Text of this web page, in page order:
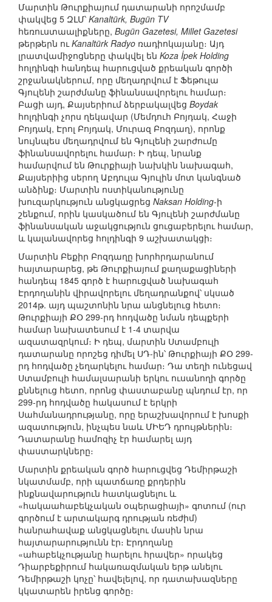
Մարտին Թուրքիայում դատարանի որոշմամբ
փակվեց 5 ԶԼՄ՝ Kanaltürk, Bugün TV
հեռուստաալիքները, Bugün Gazetesi, Millet Gazetesi
թերթերն ուKanaltürk Radyo ռադիոկայանը։ Այդ
լրատվամիջոցները փակվել են Koza İpek Holding
հոլդինգի հանդեպ հարուցված քրեական գործի
շրջանակներում, որը մեղադրվում է Ֆեթուլա
Գյուլենի շարժմանը ֆինանսավորելու համար։
Բացի այդ, Քայսերիում ձերբակալվեց Boydak
հոլդինգի չորս ղեկավար (Մեմդուհ Բոյդակ, Հաջի
Բոյդակ, Էրոլ Բոյդակ, Մուրազ Բոզդաղ), որոնք
նույնպես մեղադրվում են Գյուլենի շարժումը
ֆինանսավորելու համար։ Ի դեպ, նրանք
համարվում են Թուրքիայի նախկին նախագահ,
Քայսերիից սերող Աբդուլա Գյուլին մոտ կանգնած
անձինք։ Մարտին ոստիկանությունը
խուզարկություն անցկացրեց Naksan Holding-ի
շենքում, որին կասկածում են Գյուլենի շարժմանը
ֆինանսական աջակցություն ցուցաբերելու համար,
և կալանավորեց հոլդինգի 9 աշխատակցի։
Մարտին Բեքիր Բոզդաղը խորհրդարանում
հայտարարեց, թե Թուրքիայում քաղաքացիների
հանդեպ 1845 գործ է հարուցված նախագահ
Էրդողանին վիրավորելու մեղադրանքով՝ սկսած
2014թ. այդ պաշտոնին նրա անցնելուց հետո։
Թուրքիայի ՔՕ 299-րդ հոդվածը նման դեպքերի
համար նախատեսում է 1-4 տարվա
ազատազրկում։ Ի դեպ, մարտին Ստամբուլի
դատարանը որոշեց դիմել ՍԴ-ին՝ Թուրքիայի ՔՕ 299-
րդ հոդվածը չեղարկելու համար։ Դա տեղի ունեցավ
Ստամբուլի համալսարանի երկու ուսանողի գործը
քննելուց հետո, որոնց փաստաբանը պնդում էր, որ
299-րդ հոդվածը հակասում է երկրի
Սահմանադրությանը, որը երաշխավորում է խոսքի
ազատություն, ինչպես նաև ՄԻԵԴ դրույթներին։
Դատարանը համոզիչ էր համարել այդ
փաստարկները։
Մարտին քրեական գործ հարուցվեց Դեմիրթաշի
նկատմամբ, որի պատճառը քրդերին
ինքնավարություն հատկացնելու և
«հակաահաբեկչական օպերացիայի» գոտում (ուր
գործում է արտակարգ դրության ռեժիմ)
հանրահավաք անցկացնելու մասին նրա
հայտարարությունն էր։ Էրդողանը
«ահաբեկչությանը հարելու հրավեր» որակեց
Դիարբեքիրում հակառազմական երթ անելու
Դեմիրթաշի կոչը՝ հավելելով, որ դատախազները
կկատարեն իրենց գործը։